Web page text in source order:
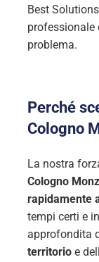
Best
professionale
problema.
Perché
Cologno
La nostra
Cologno
rapidamente
tempi certi e
approfondita
territorioe